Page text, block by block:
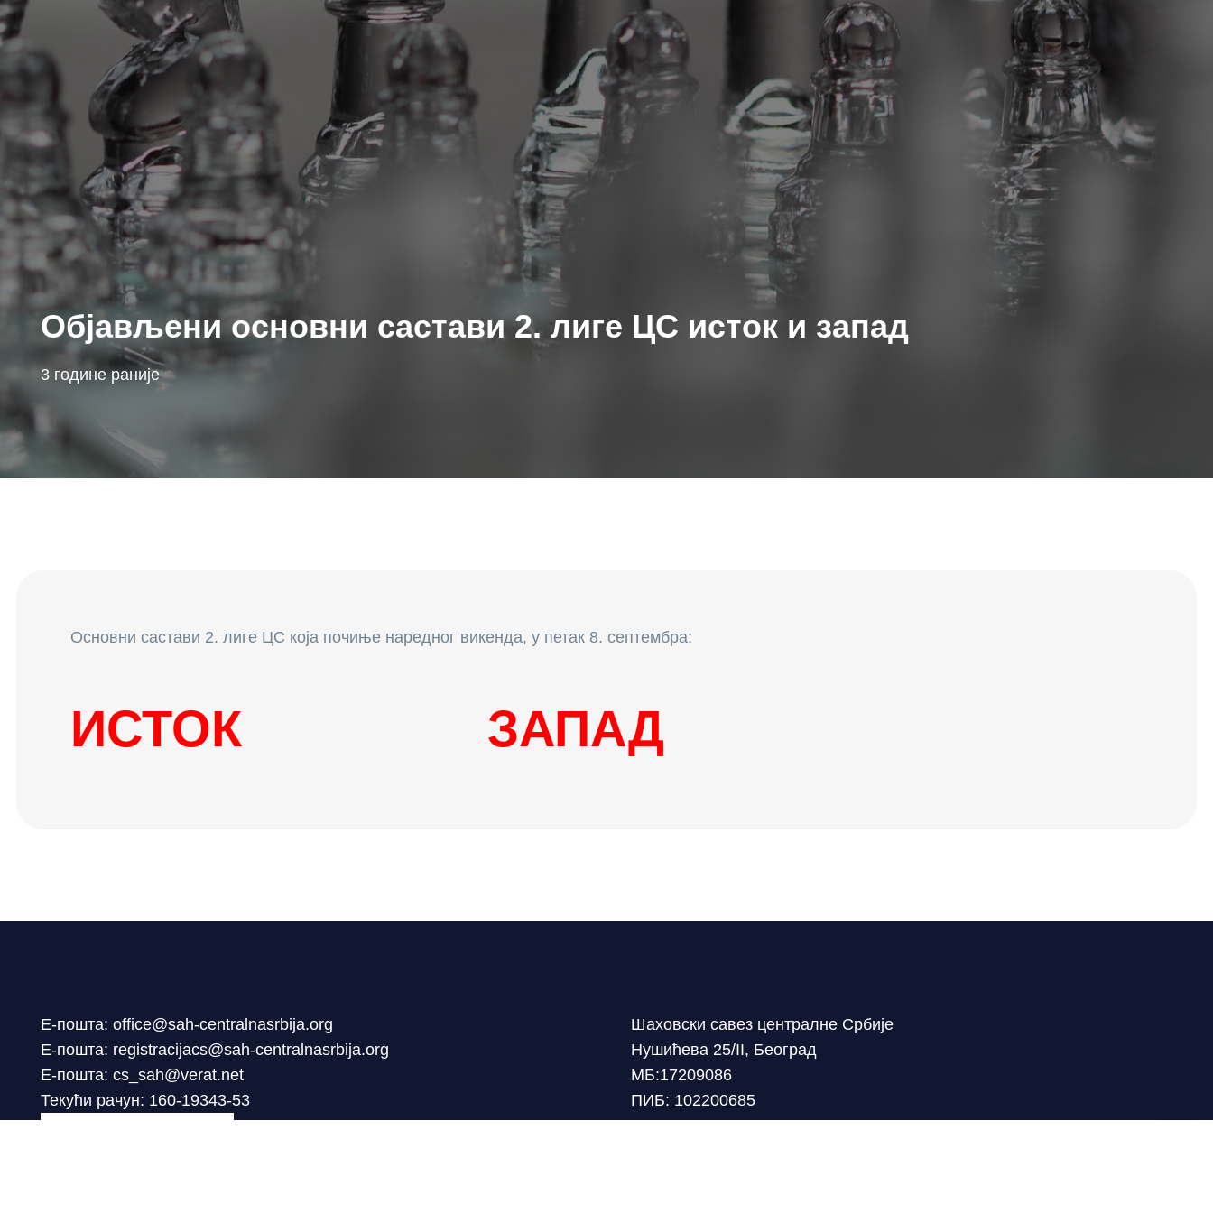
Објављени основни састави 2. лиге ЦС исток и запад
3 године раније
Основни састави 2. лиге ЦС која почиње наредног викенда, у петак 8. септембра:
ИСТОК ЗАПАД
Е-пошта: office@sah-centralnasrbija.org
Е-пошта: registracijacs@sah-centralnasrbija.org
Е-пошта: cs_sah@verat.net
Текући рачун: 160-19343-53
Шаховски савез централне Србије
Нушићева 25/II, Београд
МБ:17209086
ПИБ: 102200685